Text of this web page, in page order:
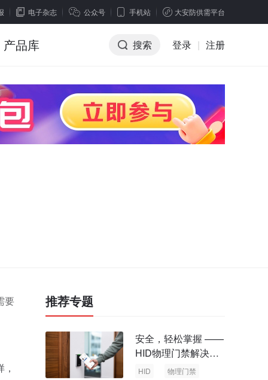
电子杂志 公众号 手机站 大安防供需平台
产品库 搜索 登录 | 注册
要
推荐专题
安全，轻松掌握 ——
HID物理门禁解决方
案，启动智慧安全新
HID 物理门禁